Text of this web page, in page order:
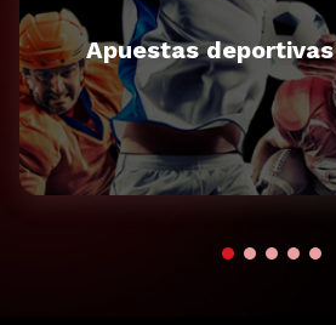
Apuestas deportivas